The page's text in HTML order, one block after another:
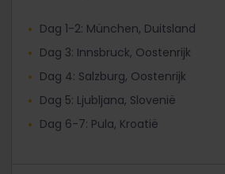
Dag 1-2: München, Duitsland
Dag 3: Innsbruck, Oostenrijk
Dag 4: Salzburg, Oostenrijk
Dag 5: Ljubljana, Slovenië
Dag 6-7: Pula, Kroatië